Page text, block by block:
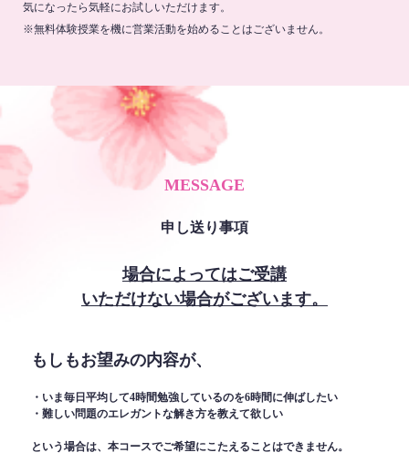
気になったら気軽にお試しいただけます。
※無料体験授業を機に営業活動を始めることはございません。
MESSAGE
申し送り事項
場合によってはご受講
いただけない場合がございます。
もしもお望みの内容が、
・いま毎日平均して4時間勉強しているのを6時間に伸ばしたい
・難しい問題のエレガントな解き方を教えて欲しい
という場合は、本コースでご希望にこたえることはできません。